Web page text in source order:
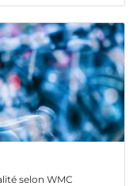
selon WMC